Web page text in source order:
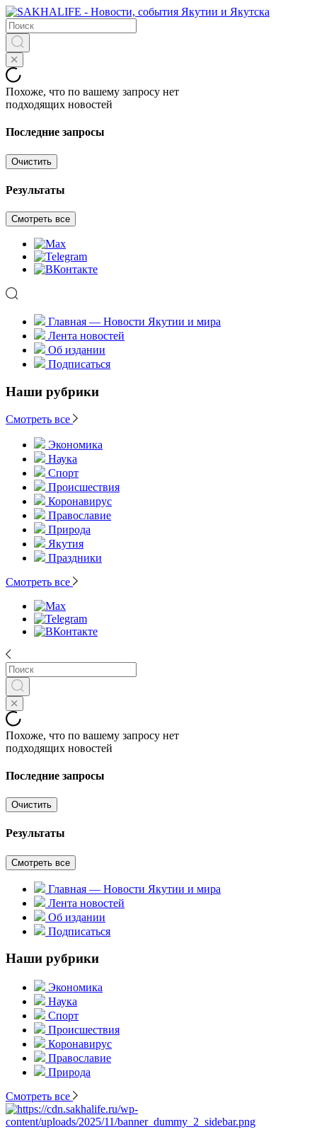
Похоже, что по вашему запросу нет
подходящих новостей
Последние запросы
Очистить
Результаты
Смотреть все
Главная — Новости Якутии и мира
Лента новостей
Об издании
Подписаться
Наши рубрики
Смотреть все
Экономика
Наука
Спорт
Происшествия
Коронавирус
Православие
Природа
Якутия
Праздники
Смотреть все
Похоже, что по вашему запросу нет
подходящих новостей
Последние запросы
Очистить
Результаты
Смотреть все
Главная — Новости Якутии и мира
Лента новостей
Об издании
Подписаться
Наши рубрики
Экономика
Наука
Спорт
Происшествия
Коронавирус
Православие
Природа
Смотреть все